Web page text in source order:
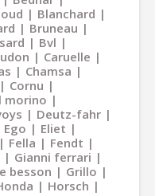
Blanchard
Bruneau
Bvl
Caruelle
Chamsa
Cornu
morino
Deutz-fahr
Ego
Eliet
Fella
Fendt
Gianni ferrari
besson
Grillo
Horsch